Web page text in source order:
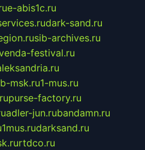
e-abis1c.ru
dark-sand.ru
sib-archives.ru
festival.ru
msk.ru1-mus.ru
purse-factory.ru
adler-jun.rubandamn.ru
1mus.rudarksand.ru
rtdco.ru